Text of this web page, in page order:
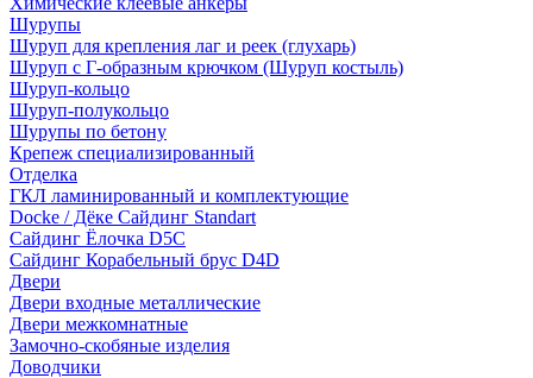
Шурупы
Шуруп для крепления лаг и реек (глухарь)
Шуруп с Г-образным крючком (Шуруп костыль)
Шуруп-кольцо
Шуруп-полукольцо
Шурупы по бетону
Крепеж специализированный
Отделка
ГКЛ ламинированный и комплектующие
Docke / Дёке Сайдинг Standart
Сайдинг Ёлочка D5C
Сайдинг Корабельный брус D4D
Двери
Двери входные металлические
Двери межкомнатные
Замочно-скобяные изделия
Доводчики